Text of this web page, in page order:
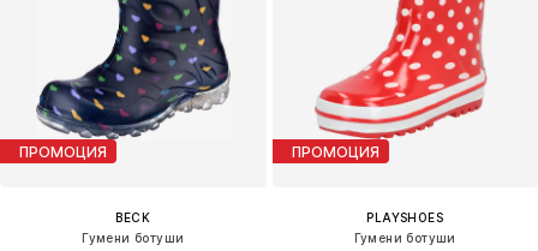
ПРОМОЦИЯ
BECK
Гумени ботуши
ПРОМОЦИЯ
PLAYSHOES
Гумени ботуши